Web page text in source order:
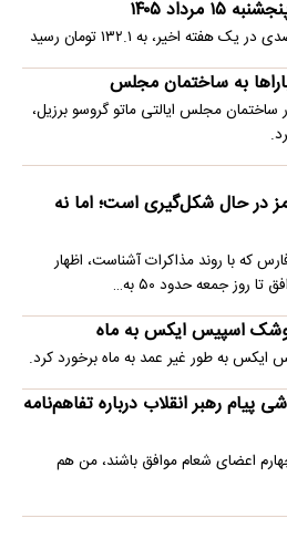
خلیج فارس
ایران در تماس‌های دیپلماتیک با کشورهای
حمله جدید آمریکا…
تحلیل قیمت طلا در هفته میانی مرداد ۱۴۰۵/ دو رخداد مهم
ارزان‌ترین گوشی اپل در بازار موبایل با قیمت ۱۶۰ میلیون تومان به فروش
نیوزیلند را ناچار به بستن برخی جاده‌ها
اسلامی برای برخورد با خرازی و
با افرادی که اقدام به جعلیات درباره